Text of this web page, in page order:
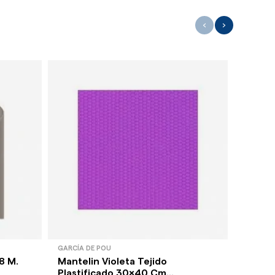
M.
GARCÍA DE POU
Mantelin Violeta Tejido
‹ ›